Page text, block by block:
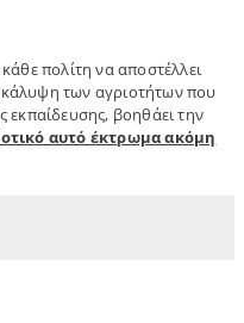
πολίτη να αποστέλλει
των αγριοτήτων που
εκπαίδευσης, βοηθάει την
αυτό έκτρωμα ακόμη